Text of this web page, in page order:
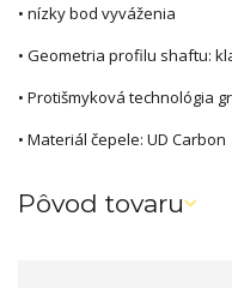
• nízky bod vyváženia
• Geometria profilu shaftu:
• Protišmyková technológia
• Materiál čepele: UD Carbon
Pôvod tovaru